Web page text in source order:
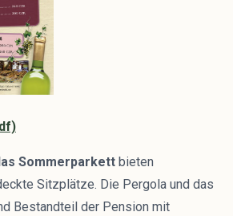
Sommerparkett bieten
Sitzplätze. Die Pergola und das
Bestandteil der Pension mit